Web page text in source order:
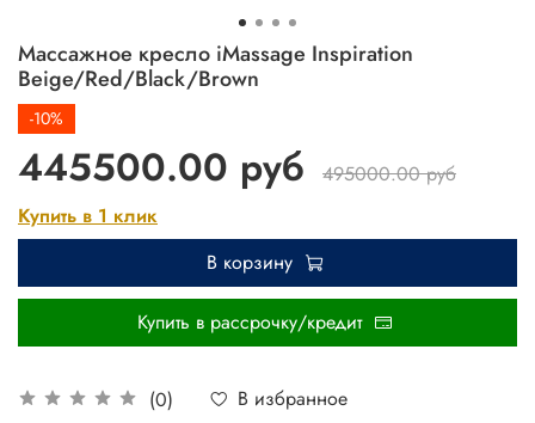
Массажное кресло iMassage Inspiration
Beige/Red/Black/Brown
(0)
В избранное
-10%
445500.00 руб
495000.00 руб
Купить в 1 клик
В корзину
Купить в рассрочку/кредит